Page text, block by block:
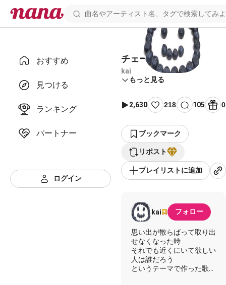
おすすめ
見つける
ランキング
パートナー
ログイン
チェーン
kai
もっと見る
2,630 218 105 0
ブックマーク
リポスト
プレイリストに追加
kai フォロー
思い出が散らばって取り出
せなくなった時
それでも近くにいて欲しい
人は誰だろう
というテーマで作った歌で